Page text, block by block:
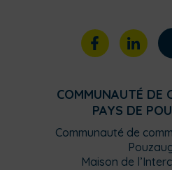
COMMUNAUTÉ DE
PAYS DE
Communauté de
Maison de